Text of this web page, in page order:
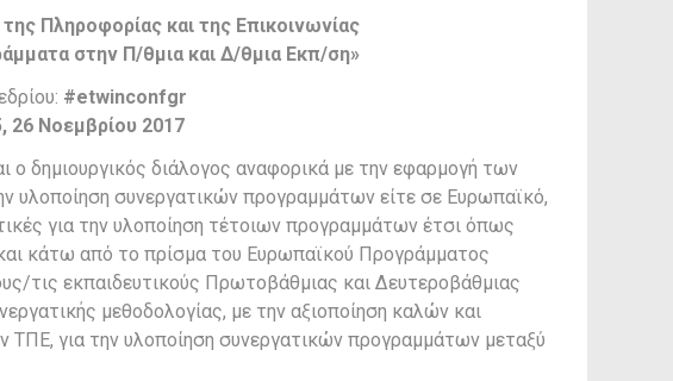
Πληροφορίας και της Επικοινωνίας
στην Π/θμια και Δ/θμια Εκπ/ση»
#etwinconfgr
26 Νοεμβρίου 2017
ο δημιουργικός διάλογος αναφορικά με την εφαρμογή των
υλοποίηση συνεργατικών προγραμμάτων είτε σε Ευρωπαϊκό,
για την υλοποίηση τέτοιων προγραμμάτων έτσι όπως
κάτω από το πρίσμα του Ευρωπαϊκού Προγράμματος
τις εκπαιδευτικούς Πρωτοβάθμιας και Δευτεροβάθμιας
μεθοδολογίας, με την αξιοποίηση καλών και
για την υλοποίηση συνεργατικών προγραμμάτων μεταξύ